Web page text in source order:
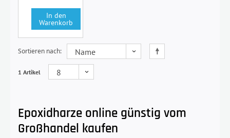
In den
Warenkorb
Sortieren nach
1 Artikel
Epoxidharze online günstig vom
Großhandel kaufen